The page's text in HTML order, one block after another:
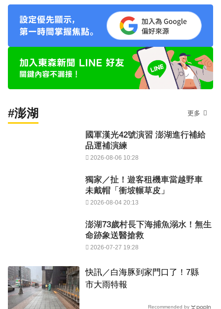
#澎湖 更多
國軍漢光42號演習 澎湖進行補給
品運補演練
2026-08-06 10:28
獨家／扯！遊客租機車當越野車
未戴帽「衝坡輾草皮」
2026-08-04 20:13
澎湖73歲村長下海捕魚溺水！無生
命跡象送醫搶救
2026-07-27 19:28
快訊／白海豚到家門口了！7縣
市大雨特報
Recommended by